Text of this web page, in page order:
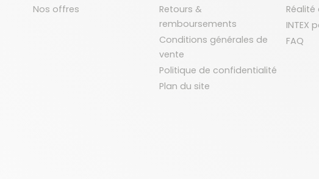
Nos offres
Retours &
remboursements
Conditions générales de
vente
Politique de confidentialité
Plan du site
INTEX
FAQ